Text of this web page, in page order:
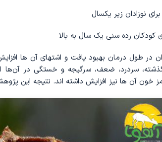
نوزادان زیر یکسال
رده سنی یک سال به بالا
در طول درمان بهبود یافت و اشتهای آن ‌ها
گذشته، سردرد، ضعف، سرگیجه و خستگی در
خون آن‌ ها نیز افزایش داشته ‌اند. نتیجه این